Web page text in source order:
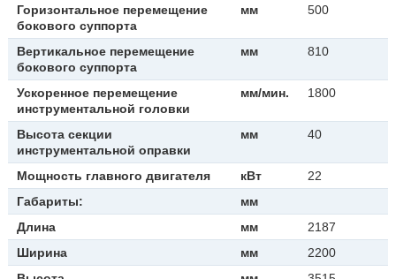
Горизонтальное перемещение
бокового суппорта
мм 500
Вертикальное перемещение
бокового суппорта
мм 810
Ускоренное перемещение
инструментальной головки
мм/мин. 1800
Высота секции
инструментальной оправки
мм 40
Мощность главного двигателя кВт
22
Габариты:
мм
Длина
мм
2187
Ширина
мм
2200